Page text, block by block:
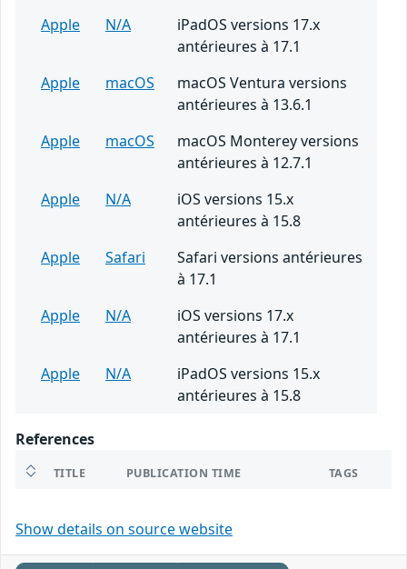
Apple
N/A
iPadOS versions 17.x
antérieures à 17.1
Apple
macOS
macOS Ventura versions
antérieures à 13.6.1
Apple
macOS
macOS Monterey versions
antérieures à 12.7.1
Apple
N/A
iOS versions 15.x
antérieures à 15.8
Apple
Safari
Safari versions antérieures
à 17.1
Apple
N/A
iOS versions 17.x
antérieures à 17.1
Apple
N/A
iPadOS versions 15.x
antérieures à 15.8
References
TITLE PUBLICATION TIME TAGS
Show details on source website